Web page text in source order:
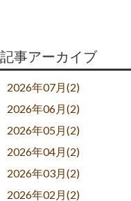
記事アーカイブ
2026年07月(2)
2026年06月(2)
2026年05月(2)
2026年04月(2)
2026年03月(2)
2026年02月(2)